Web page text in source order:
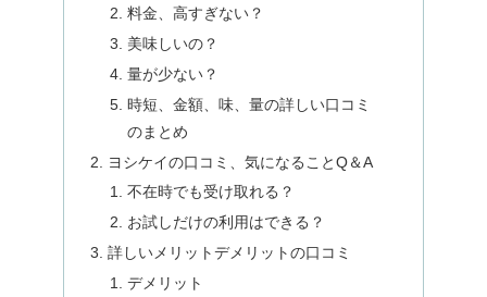
料金、高すぎない？
美味しいの？
量が少ない？
時短、金額、味、量の詳しい口コミ
のまとめ
ヨシケイの口コミ、気になることQ＆A
不在時でも受け取れる？
お試しだけの利用はできる？
詳しいメリットデメリットの口コミ
デメリット